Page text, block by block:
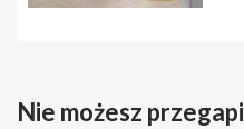
Nie możesz